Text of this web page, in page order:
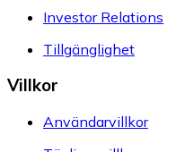
Investor Relations
Tillgänglighet
Villkor
Användarvillkor